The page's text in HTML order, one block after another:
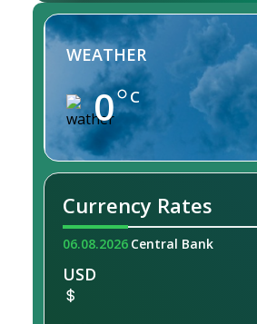
WEATHER
0 C
Currency Rates
06.08.2026 Central Bank
USD